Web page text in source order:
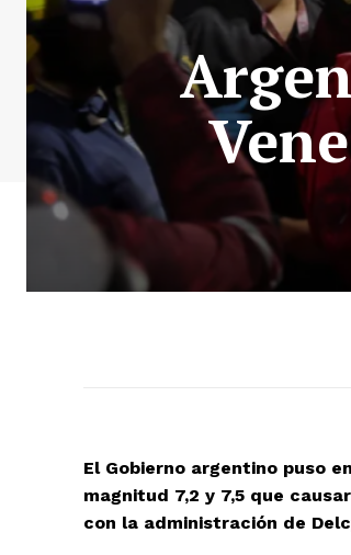
El Gobierno argentino puso
magnitud 7,2 y 7,5 que
con la administración de